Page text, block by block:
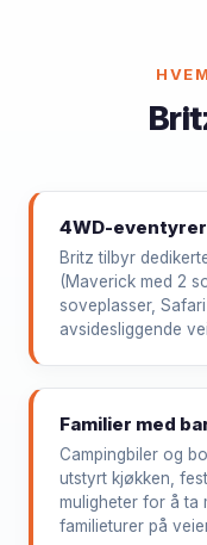
4WD-
Britz tilbyr
(Maverick med 2
soveplasser,
avsidesliggende
Familier med
Campingbiler og
utstyrt kjøkken,
muligheter for å ta
familieturer på